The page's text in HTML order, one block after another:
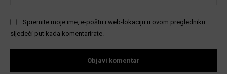
Spremite moje ime, e-poštu i web-lokaciju u ovom pregledniku
sljedeći put kada komentarirate.